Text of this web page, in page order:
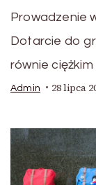
Prowadzenie
Dotarcie do
równie ciężkim
Admin 28 lipca